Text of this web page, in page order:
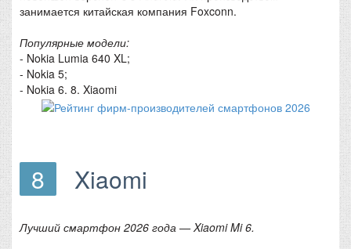
занимается китайская компания Foxconn.
Популярные модели:
- Nokia Lumia 640 XL;
- Nokia 5;
- Nokia 6. 8. Xiaomi
8 Xiaomi
Лучший смартфон 2026 года — Xiaomi Mi 6.